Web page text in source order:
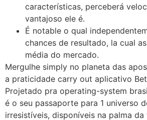
características, perceberá
vantajoso ele é.
É notable o qual
chances de resultado, la cual
média do mercado.
Mergulhe simply no planeta das
a praticidade carry out aplicativo
Projetado pra operating-system
é o seu passaporte para 1 universo
irresistíveis, disponíveis na palma